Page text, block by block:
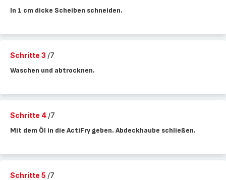
In 1 cm dicke Scheiben schneiden.
Schritte 3 /7
Waschen und abtrocknen.
Schritte 4 /7
Mit dem Öl in die ActiFry geben. Abdeckhaube schließen.
Schritte 5 /7